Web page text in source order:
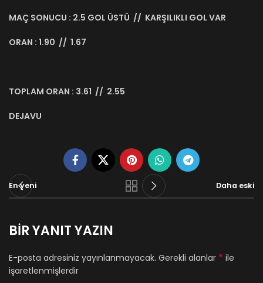
MAÇ SONUCU : 2.5 GOL ÜSTÜ // KARŞILIKLI GOL VAR
ORAN : 1.90 // 1.67
TOPLAM ORAN : 3.61 // 2.55
DEJAVU
En yeni Daha eski
BIR YANIT YAZIN
E-posta adresiniz yayınlanmayacak. Gerekli alanlar * ile
işaretlenmişlerdir